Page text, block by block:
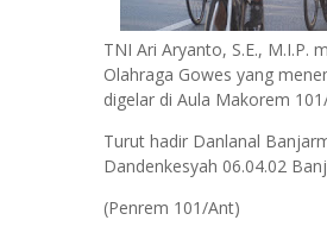
TNI Ari Aryanto, S.E., M.I.P.
Olahraga Gowes yang
digelar di Aula Makorem
Turut hadir Danlanal
Dandenkesyah 06.04.02
(Penrem 101/Ant)